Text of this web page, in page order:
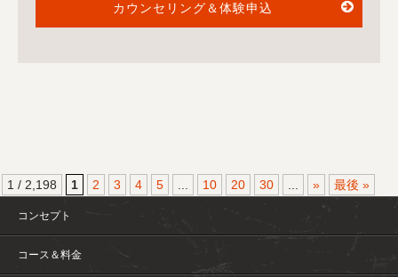
カウンセリング＆体験申込
1 / 2,198 1 2 3 4 5 10 20 30 » 最後 »
コンセプト
コース＆料金